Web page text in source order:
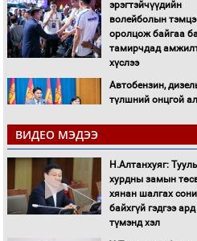
эрэгтэйчүүдийн
волейболын
оролцож байгаа
тамирчдад
хүслээ
Автобензин,
түлшний онцгой
Санхүүгийн
горимд эрүүл
салбар
Нөөцийн махны
ВИДЕО МЭДЭЭ
Н.Алтанхуяг:
хурдны замын
хянан шалгах
байхгүй гэдгээ ард
түмэнд хэл